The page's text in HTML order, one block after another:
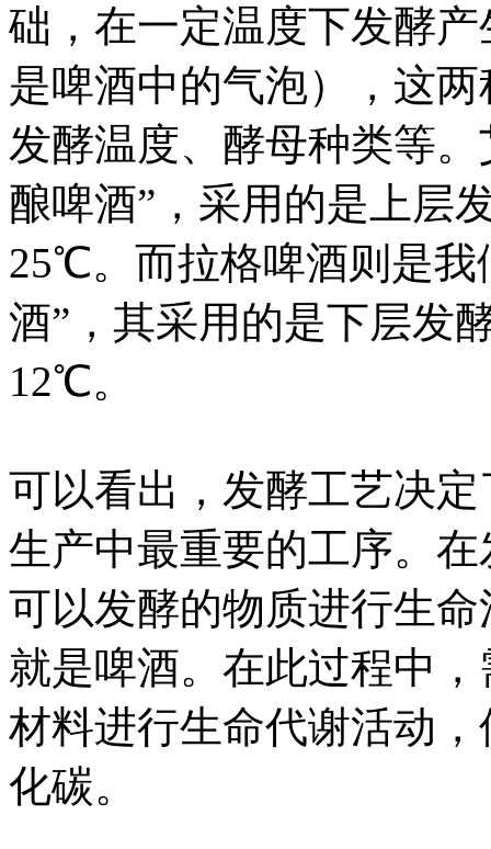
础，在一定温度下发酵
是啤酒中的气泡），这
发酵温度、酵母种类等
酿啤酒”，采用的是上
25℃。而拉格啤酒则是我
酒”，其采用的是下层
12℃。
可以看出，发酵工艺决
生产中最重要的工序。
可以发酵的物质进行生
就是啤酒。在此过程中
材料进行生命代谢活动
化碳。